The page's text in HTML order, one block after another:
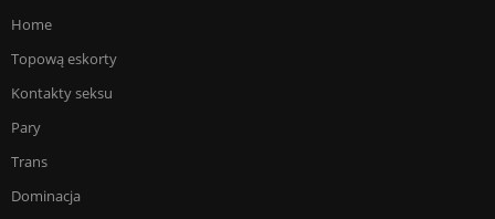
Home
Topową eskorty
Kontakty seksu
Pary
Trans
Dominacja